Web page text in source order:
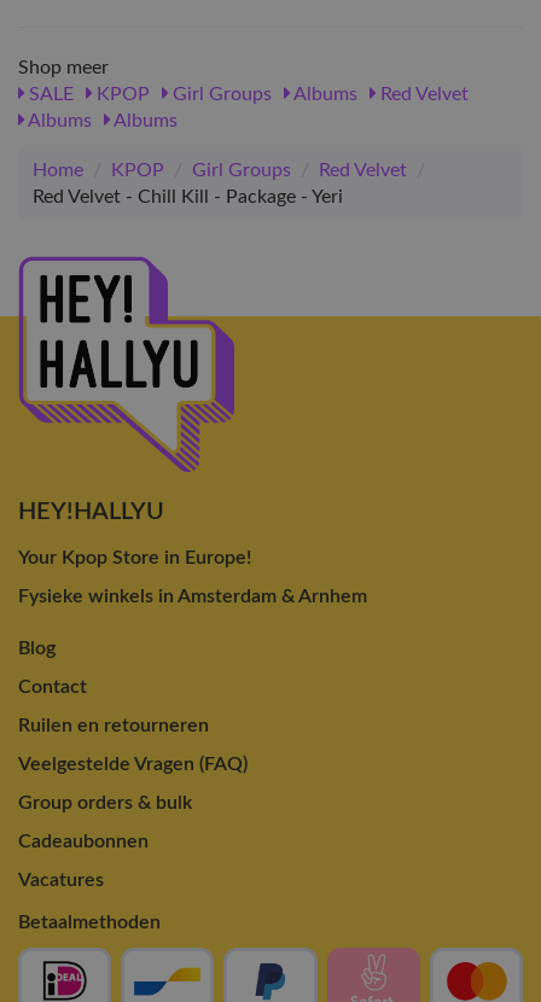
Shop meer
SALE
KPOP Girl Groups Albums
Red Velvet
Albums
Albums
Home / KPOP / Girl Groups / Red Velvet
/
Red Velvet - Chill Kill - Package - Yeri
HEY!HALLYU
Your Kpop Store in Europe!
Fysieke winkels in Amsterdam & Arnhem
Blog
Contact
Ruilen en retourneren
Veelgestelde Vragen (FAQ)
Group orders & bulk
Cadeaubonnen
Vacatures
Betaalmethoden